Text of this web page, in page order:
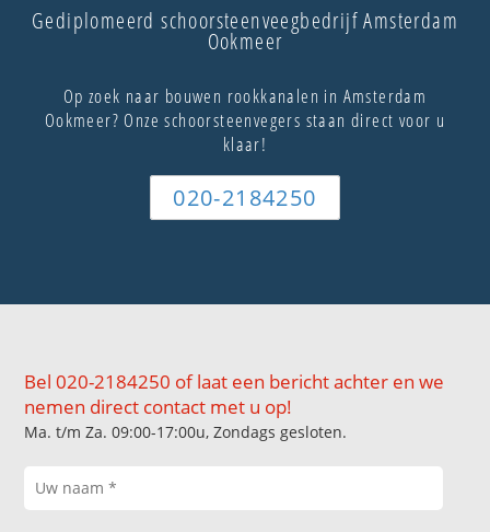
Gediplomeerd schoorsteenveegbedrijf Amsterdam
Ookmeer
Op zoek naar bouwen rookkanalen in Amsterdam
Ookmeer? Onze schoorsteenvegers staan direct voor u
klaar!
020-2184250
Bel 020-2184250 of laat een bericht achter en we
nemen direct contact met u op!
Ma. t/m Za. 09:00-17:00u, Zondags gesloten.